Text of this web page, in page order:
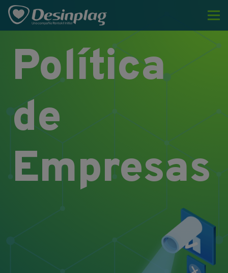
Política
de
Empresas